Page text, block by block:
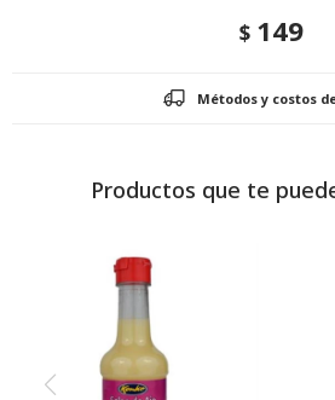
$ 149
Métodos y costos
Productos que te